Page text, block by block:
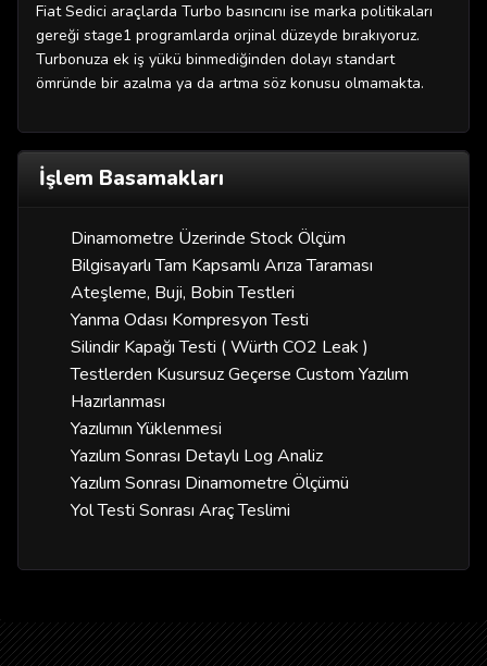
Fiat Sedici araçlarda Turbo basıncını ise marka politikaları
gereği stage1 programlarda orjinal düzeyde bırakıyoruz.
Turbonuza ek iş yükü binmediğinden dolayı standart
ömründe bir azalma ya da artma söz konusu olmamakta.
İşlem Basamakları
Dinamometre Üzerinde Stock Ölçüm
Bilgisayarlı Tam Kapsamlı Arıza Taraması
Ateşleme, Buji, Bobin Testleri
Yanma Odası Kompresyon Testi
Silindir Kapağı Testi ( Würth CO2 Leak )
Testlerden Kusursuz Geçerse Custom Yazılım
Hazırlanması
Yazılımın Yüklenmesi
Yazılım Sonrası Detaylı Log Analiz
Yazılım Sonrası Dinamometre Ölçümü
Yol Testi Sonrası Araç Teslimi